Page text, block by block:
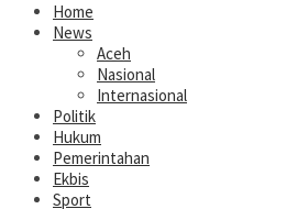
Home
News
Aceh
Nasional
Internasional
Politik
Hukum
Pemerintahan
Ekbis
Sport